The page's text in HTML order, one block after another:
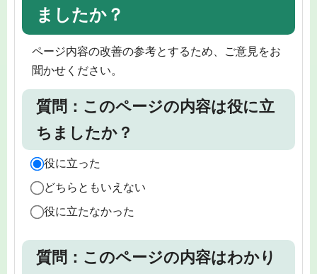
ましたか？
ページ内容の改善の参考とするため、ご意見をお
聞かせください。
質問：このページの内容は役に立
ちましたか？
役に立った
どちらともいえない
役に立たなかった
質問：このページの内容はわかり